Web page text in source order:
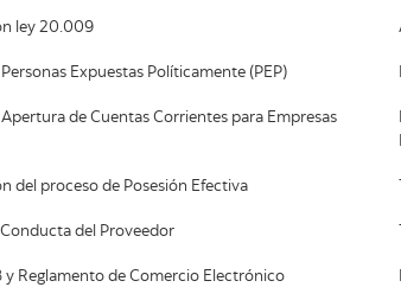
ley 20.009
Expuestas Políticamente (PEP)
de Cuentas Corrientes para Empresas
del proceso de Posesión Efectiva
del Proveedor
y Reglamento de Comercio Electrónico